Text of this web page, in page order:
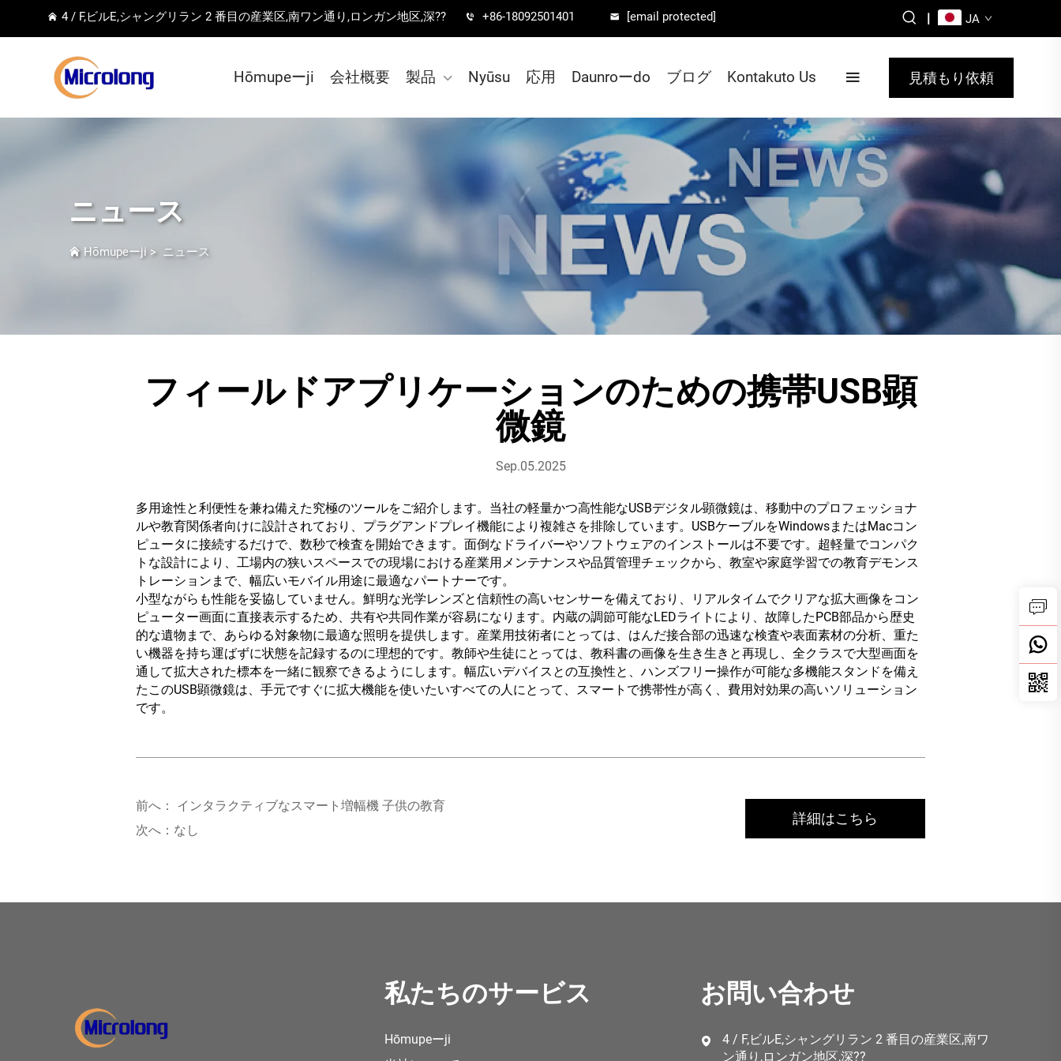
4 / F,ビルE,シャングリラン 2 番目の産業区,南ワン通り,ロンガン地区,深?? +86-18092501401 [email protected] | JA
Hōmupeーji 会社概要 製品 Nyūsu 応用 Daunroーdo ブログ Kontakuto Us 見積もり依頼
ニュース
Hōmupeーji > ニュース
フィールドアプリケーションのための携帯USB顕
微鏡
Sep.05.2025
多用途性と利便性を兼ね備えた究極のツールをご紹介します。当社の軽量かつ高性能なUSBデジタル顕微鏡は、移動中のプロフェッショナ
ルや教育関係者向けに設計されており、プラグアンドプレイ機能により複雑さを排除しています。USBケーブルをWindowsまたはMacコン
ピュータに接続するだけで、数秒で検査を開始できます。面倒なドライバーやソフトウェアのインストールは不要です。超軽量でコンパク
トな設計により、工場内の狭いスペースでの現場における産業用メンテナンスや品質管理チェックから、教室や家庭学習での教育デモンス
トレーションまで、幅広いモバイル用途に最適なパートナーです。
小型ながらも性能を妥協していません。鮮明な光学レンズと信頼性の高いセンサーを備えており、リアルタイムでクリアな拡大画像をコン
ピューター画面に直接表示するため、共有や共同作業が容易になります。内蔵の調節可能なLEDライトにより、故障したPCB部品から歴史
的な遺物まで、あらゆる対象物に最適な照明を提供します。産業用技術者にとっては、はんだ接合部の迅速な検査や表面素材の分析、重た
い機器を持ち運ばずに状態を記録するのに理想的です。教師や生徒にとっては、教科書の画像を生き生きと再現し、全クラスで大型画面を
通して拡大された標本を一緒に観察できるようにします。幅広いデバイスとの互換性と、ハンズフリー操作が可能な多機能スタンドを備え
たこのUSB顕微鏡は、手元ですぐに拡大機能を使いたいすべての人にとって、スマートで携帯性が高く、費用対効果の高いソリューション
です。
前へ：
インタラクティブなスマート増幅機 子供の教育
次へ： なし
詳細はこちら
私たちのサービス
Hōmupeーji
お問い合わせ
4 / F,ビルE,シャングリラン 2 番目の産業区,南ワ
ン通り,ロンガン地区,深??